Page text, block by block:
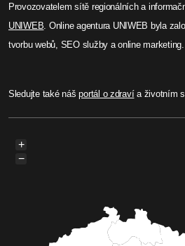
Provozovatelem sítě regionálních a
UNIWEB . Online agentura UNIWEB byla
tvorbu webů, SEO služby a online marketing.
Sledujte také nášportál o zdravía životním
+
−